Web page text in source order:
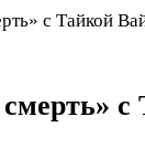
с Тайкой
с